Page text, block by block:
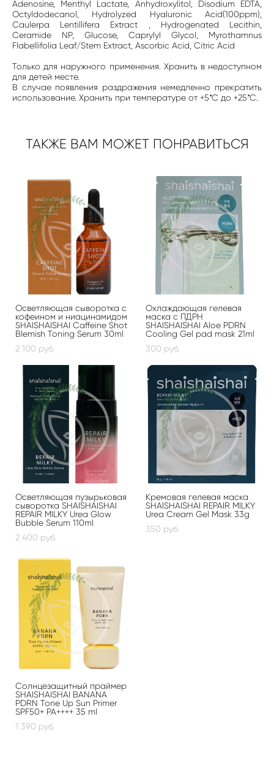
Adenosine, Menthyl Lactate, Anhydroxylitol, Disodium EDTA,
Octyldodecanol, Hydrolyzed Hyaluronic Acid(100ppm),
Caulerpa Lentillifera Extract , Hydrogenated Lecithin,
Ceramide NP, Glucose, Caprylyl Glycol, Myrothamnus
Flabellifolia Leaf/Stem Extract, Ascorbic Acid, Citric Acid
Только для наружного применения. Хранить в недоступном
для детей месте.
В случае появления раздражения немедленно прекратить
использование. Хранить при температуре от +5*С до +25*С.
ТАКЖЕ ВАМ МОЖЕТ ПОНРАВИТЬСЯ
Осветляющая сыворотка с
кофеином и ниацинамидом
SHAISHAISHAI Caffeine Shot
Blemish Toning Serum 30ml
2 100 pуб.
Охлаждающая гелевая
маска с ПДРН
SHAISHAISHAI Aloe PDRN
Cooling Gel pad mask 21ml
300 pуб.
Осветляющая пузырьковая
сыворотка SHAISHAISHAI
REPAIR MILKY Urea Glow
Bubble Serum 110ml
2 400 pуб.
Кремовая гелевая маска
SHAISHAISHAI REPAIR MILKY
Urea Cream Gel Mask 33g
350 pуб.
Солнцезащитный праймер
SHAISHAISHAI BANANA
PDRN Tone Up Sun Primer
SPF50+ PA++++ 35 ml
1 390 pуб.